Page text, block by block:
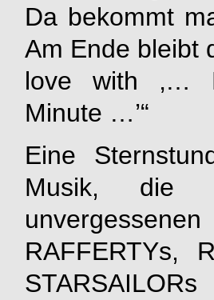
Da bekommt
Am Ende bleibt
love with ‚…
Minute …’“
Eine
Musik, die
RAFFERTYs,